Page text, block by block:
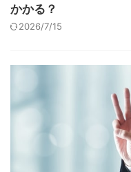
かかる？
2026/7/15